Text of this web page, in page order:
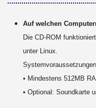
Auf welchen
Die CD-ROM
unter Linux.
• Mindestens 512MB
• Optional: Soundkarte